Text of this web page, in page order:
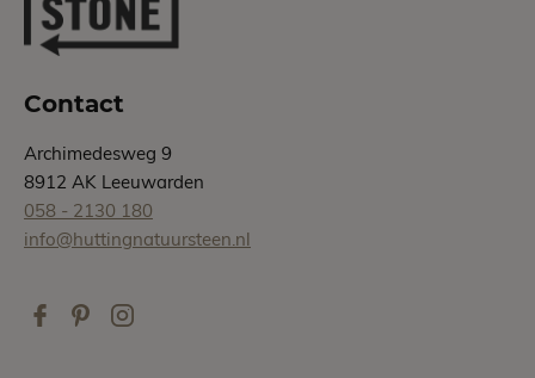
Contact
Archimedesweg 9
8912 AK Leeuwarden
058 - 2130 180
info@huttingnatuursteen.nl